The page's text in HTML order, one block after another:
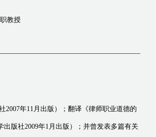
教授
2007年11月出版）；翻译《律师职业道德的
出版社2009年1月出版）；并曾发表多篇有关